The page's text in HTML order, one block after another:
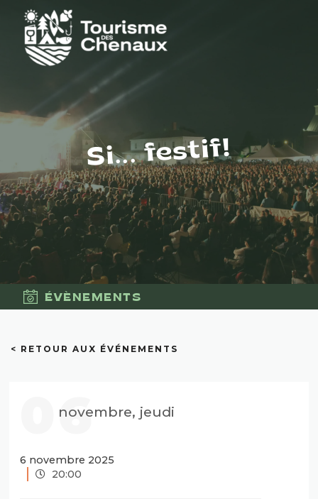
Si... festif!
ÉVÈNEMENTS
< RETOUR AUX ÉVÉNEMENTS
06
novembre, jeudi
6 novembre 2025
20:00